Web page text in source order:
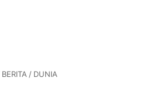
BERITA / DUNIA